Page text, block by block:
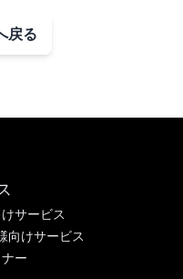
戻る
サービス
向けサービス
ー